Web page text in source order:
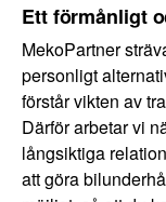
Ett förmånligt
MekoPartner
personligt
förstår vikten av
Därför arbetar vi
långsiktiga
att göra